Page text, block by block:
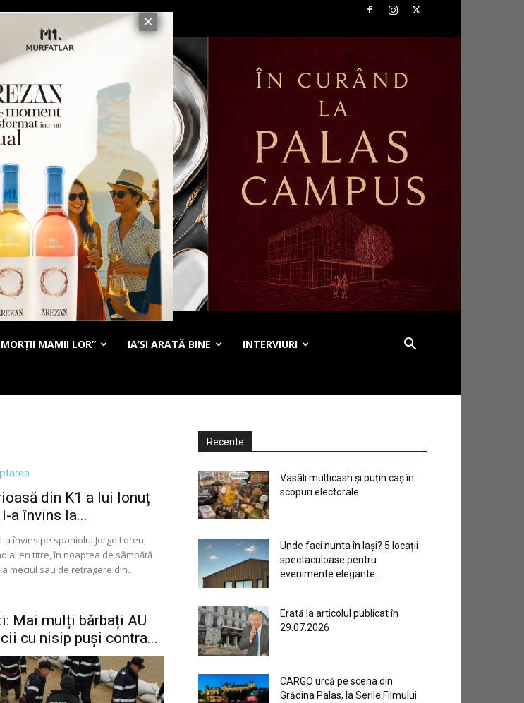
MAMII LOR” IA’ȘI ARATĂ BINE INTERVIURI
din K1 a lui Ionuț
a învins la...
a învins pe spaniolul Jorge Loren,
en titre, în noaptea de sâmbătă
meciul sau de retragere din...
Mai mulți bărbați AU
cu nisip puși contra...
Recente
Vasâli multicash și puțin caș în
scopuri electorale
Unde faci nunta în Iași? 5 locații
spectaculoase pentru
evenimente elegante...
Erată la articolul publicat în
29.07.2026
CARGO urcă pe scena din
Grădina Palas, la Serile Filmului